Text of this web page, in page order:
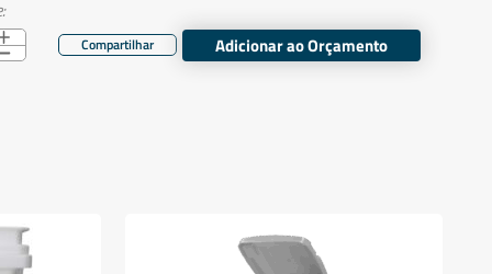
Adicionar ao Orçamento